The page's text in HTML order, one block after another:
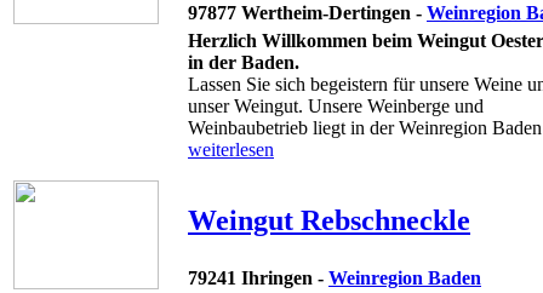
97877 Wertheim-Dertingen - Weinregion
Herzlich Willkommen beim Weingut
in der Baden.
Lassen Sie sich begeistern für unsere Weine
unser Weingut. Unsere Weinberge und
Weinbaubetrieb liegt in der Weinregion
weiterlesen
Weingut Rebschneckle
79241 Ihringen - Weinregion Baden